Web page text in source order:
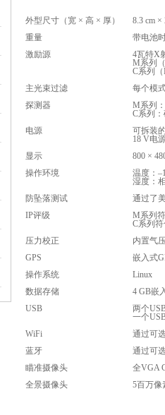
外型尺寸（宽 × 高 × 厚）
8.3 cm ×
重量
带电池
激励源
4瓦特X
M系列
C系列
主光束过滤
每个模
探测器
M系列
C系列
电源
可拆装
18 V电
显示
800 ×
操作环境
温度：
湿度：
防坠落测试
通过了
IP评级
M系列
C系列
压力校正
内置气
GPS
嵌入式
操作系统
Linux
数据存储
4 GB嵌
USB
两个
一个
WiFi
通过可
蓝牙
通过可
瞄准摄像头
全VGA
全景摄像头
5百万像